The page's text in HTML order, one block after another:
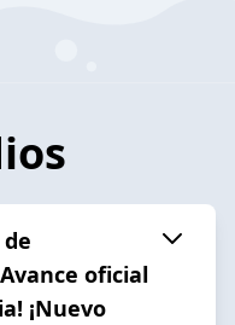
oficial
¡Nuevo